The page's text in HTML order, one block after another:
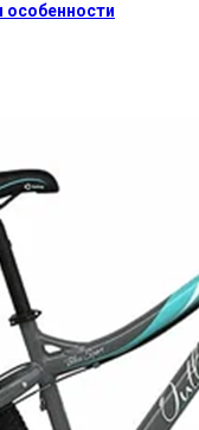
особенности